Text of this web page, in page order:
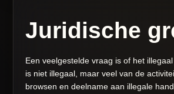
Juridische
Een veelgestelde vraag is of het
is niet illegaal, maar veel van de
browsen en deelname aan illegale